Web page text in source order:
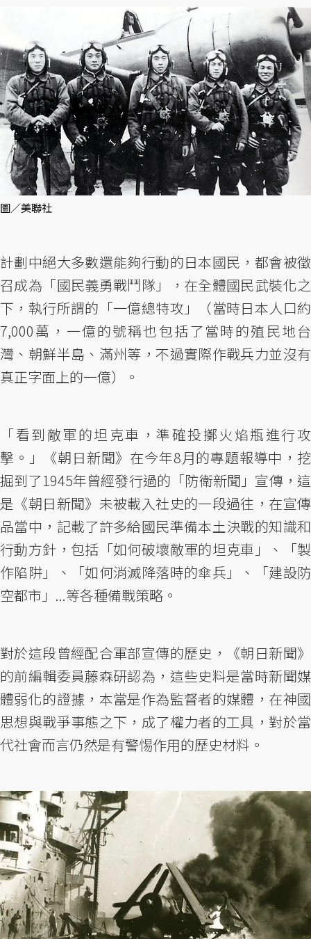
圖／美聯社
計劃中絕大多數還能夠行動的日本國民，都會被徵
召成為「國民義勇戰鬥隊」，在全體國民武裝化之
下，執行所謂的「一億總特攻」（當時日本人口約
7,000萬，一億的號稱也包括了當時的殖民地台
灣、朝鮮半島、滿州等，不過實際作戰兵力並沒有
真正字面上的一億）。
「看到敵軍的坦克車，準確投擲火焰瓶進行攻
擊。」《朝日新聞》在今年8月的專題報導中，挖
掘到了1945年曾經發行過的「防衛新聞」宣傳，這
是《朝日新聞》未被載入社史的一段過往，在宣傳
品當中，記載了許多給國民準備本土決戰的知識和
行動方針，包括「如何破壞敵軍的坦克車」、「製
作陷阱」、「如何消滅降落時的傘兵」、「建設防
空都市」...等各種備戰策略。
對於這段曾經配合軍部宣傳的歷史，《朝日新聞》
的前編輯委員藤森研認為，這些史料是當時新聞媒
體弱化的證據，本當是作為監督者的媒體，在神國
思想與戰爭事態之下，成了權力者的工具，對於當
代社會而言仍然是有警惕作用的歷史材料。